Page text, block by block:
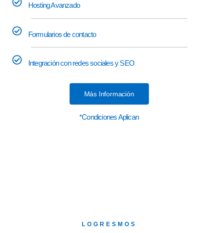
Hosting Avanzado
Formularios de contacto
Integración con redes sociales y SEO
Más Información
*Condiciones Aplican
LOGRESMOS